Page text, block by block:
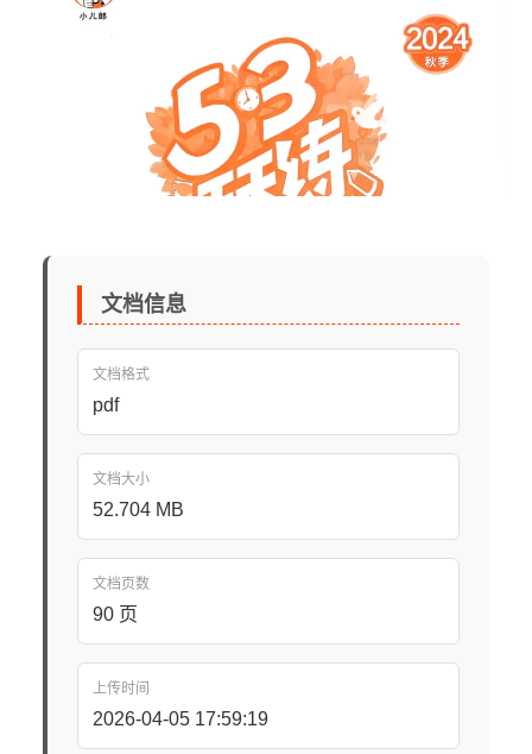
文档信息
文档格式
pdf
文档大小
52.704 MB
文档页数
90 页
上传时间
2026-04-05 17:59:19